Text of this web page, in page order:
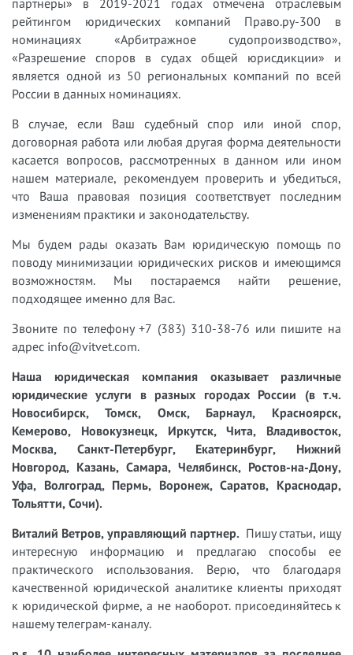
рейтингом юридических компаний Право.ру-300 в
номинациях «Арбитражное судопроизводство»,
«Разрешение споров в судах общей юрисдикции» и
является одной из 50 региональных компаний по всей
России в данных номинациях.
В случае, если Ваш судебный спор или иной спор,
договорная работа или любая другая форма деятельности
касается вопросов, рассмотренных в данном или ином
нашем материале, рекомендуем проверить и убедиться,
что Ваша правовая позиция соответствует последним
изменениям практики и законодательству.
Мы будем рады оказать Вам юридическую помощь по
поводу минимизации юридических рисков и имеющимся
возможностям. Мы постараемся найти решение,
подходящее именно для Вас.
Звоните по телефону +7 (383) 310-38-76 или пишите на
адрес info@vitvet.com.
Наша юридическая компания оказывает различные
юридические услуги в разных городах России (в т.ч.
Новосибирск, Томск, Омск, Барнаул, Красноярск,
Кемерово, Новокузнецк, Иркутск, Чита, Владивосток,
Москва, Санкт-Петербург, Екатеринбург, Нижний
Новгород, Казань, Самара, Челябинск, Ростов-на-Дону,
Уфа, Волгоград, Пермь, Воронеж, Саратов, Краснодар,
Тольятти, Сочи).
Виталий Ветров, управляющий партнер. Пишу статьи, ищу
интересную информацию и предлагаю способы ее
практического использования. Верю, что благодаря
качественной юридической аналитике клиенты приходят
к юридической фирме, а не наоборот. присоединяйтесь к
нашему телеграм-каналу.